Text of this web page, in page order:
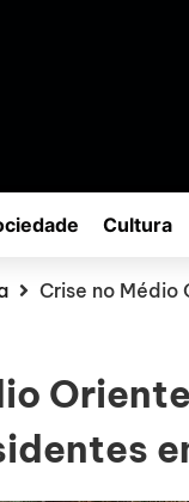
Cultura
Crise no Médio